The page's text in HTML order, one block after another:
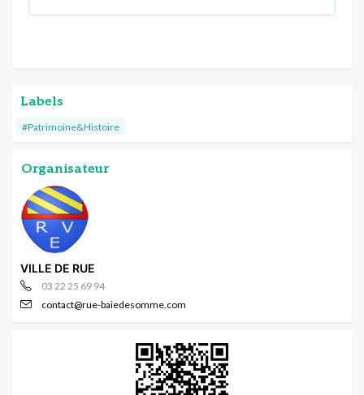
Labels
#Patrimoine&Histoire
Organisateur
VILLE DE RUE
03 22 25 69 94
contact@rue-baiedesomme.com